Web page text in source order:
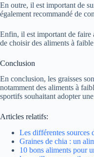
En outre, il est important de
également recommandé de
Enfin, il est important de faire
de choisir des aliments à
Conclusion
En conclusion, les graisses
notamment des aliments à
sportifs souhaitant adopter une
Articles relatifs:
Les différentes
Graines de chia : un
10 bons aliments pour